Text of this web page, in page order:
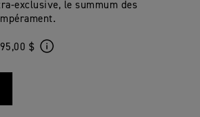
exclusive, le summum des
$